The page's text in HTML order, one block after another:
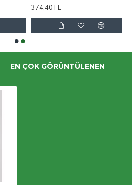
374,40TL
EN ÇOK GÖRÜNTÜLENEN